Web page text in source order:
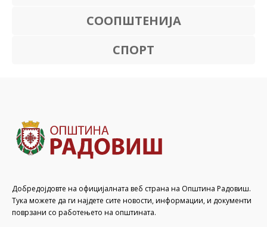
СООПШТЕНИЈА
СПОРТ
Добредојдовте на официјалната веб страна на Општина Радовиш.
Тука можете да ги најдете сите новости, информации, и документи
поврзани со работењето на општината.